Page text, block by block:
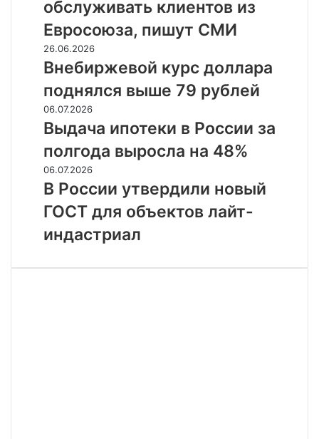
рубля
клиентов
из
Евросоюза,
пишут
СМИ
обслуживать клиентов из
Евросоюза, пишут СМИ
Внебиржевой
курс
доллара
поднялся
выше
79
рублей
26.06.2026
Внебиржевой курс доллара
поднялся выше 79 рублей
Выдача
ипотеки
России
за
полгода
выросла
на
06.07.2026
Выдача ипотеки в России за
полгода выросла на 48%
В
России
утвердили
новый
ГОСТ
для
06.07.2026
В России утвердили новый
ГОСТ для объектов лайт-
индастриал